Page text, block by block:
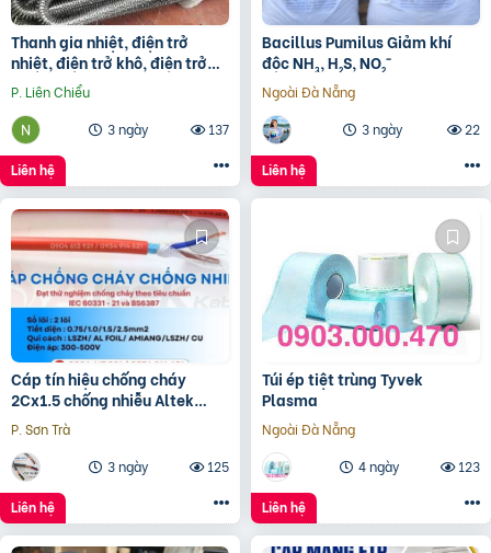
Thanh gia nhiệt, điện trở
nhiệt, điện trở khô, điện trở
đun hóa chất, điện trở lò nung
P. Liên Chiểu
3 ngày
137
Liên hệ
Bacillus Pumilus Giảm khí
độc NH₃, H₂S, NO₂⁻
Ngoài Đà Nẵng
3 ngày
22
Liên hệ
Cáp tín hiệu chống cháy
2Cx1.5 chống nhiễu Altek
Kabel – phân phối Hà Nội, Đà
Nẵng, HCM
P. Sơn Trà
3 ngày
125
Liên hệ
Túi ép tiệt trùng Tyvek
Plasma
Ngoài Đà Nẵng
4 ngày
123
Liên hệ